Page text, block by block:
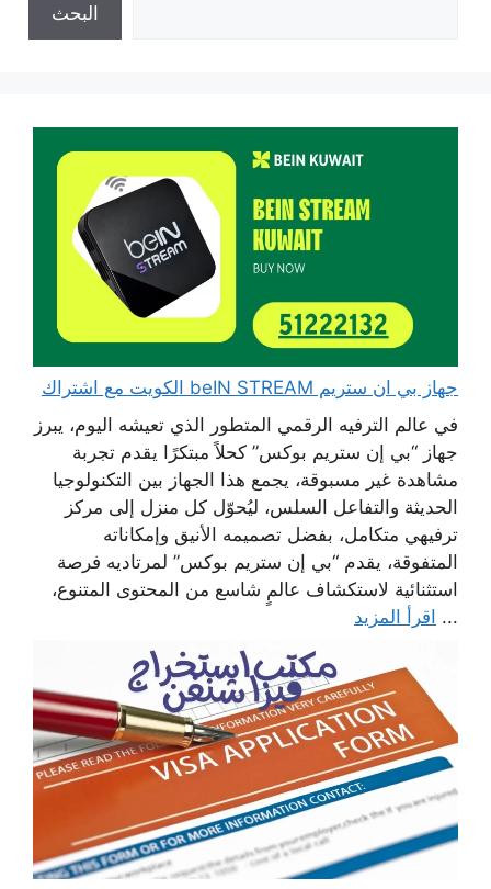
البحث
جهاز بي ان ستريم beIN STREAM الكويت مع اشتراك
في عالم الترفيه الرقمي المتطور الذي تعيشه اليوم، يبرز
جهاز “بي إن ستريم بوكس” كحلاً مبتكرًا يقدم تجربة
مشاهدة غير مسبوقة، يجمع هذا الجهاز بين التكنولوجيا
الحديثة والتفاعل السلس، ليُحوّل كل منزل إلى مركز
ترفيهي متكامل، بفضل تصميمه الأنيق وإمكاناته
المتفوقة، يقدم “بي إن ستريم بوكس” لمرتاديه فرصة
استثنائية لاستكشاف عالمٍ شاسع من المحتوى المتنوع،
... اقرأ المزيد